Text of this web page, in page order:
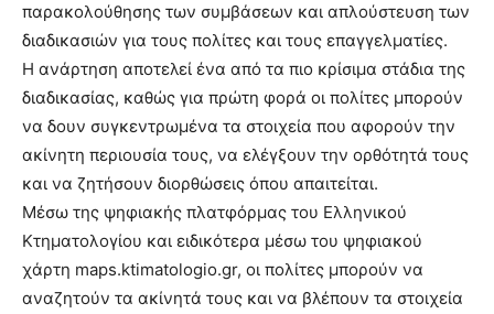
παρακολούθησης των συμβάσεων και απλούστευση των
διαδικασιών για τους πολίτες και τους επαγγελματίες.
Η ανάρτηση αποτελεί ένα από τα πιο κρίσιμα στάδια της
διαδικασίας, καθώς για πρώτη φορά οι πολίτες μπορούν
να δουν συγκεντρωμένα τα στοιχεία που αφορούν την
ακίνητη περιουσία τους, να ελέγξουν την ορθότητά τους
και να ζητήσουν διορθώσεις όπου απαιτείται.
Μέσω της ψηφιακής πλατφόρμας του Ελληνικού
Κτηματολογίου και ειδικότερα μέσω του ψηφιακού
χάρτη maps.ktimatologio.gr, οι πολίτες μπορούν να
αναζητούν τα ακίνητά τους και να βλέπουν τα στοιχεία